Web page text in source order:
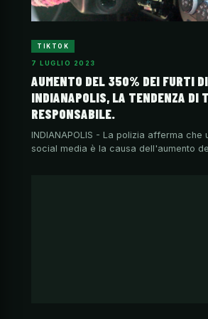
TIKTOK
7 LUGLIO 2023
AUMENTO DEL 350% DEI FURTI
INDIANAPOLIS, LA TENDENZA DI
RESPONSABILE.
INDIANAPOLIS - La polizia afferma che
social media è la causa dell'aumento